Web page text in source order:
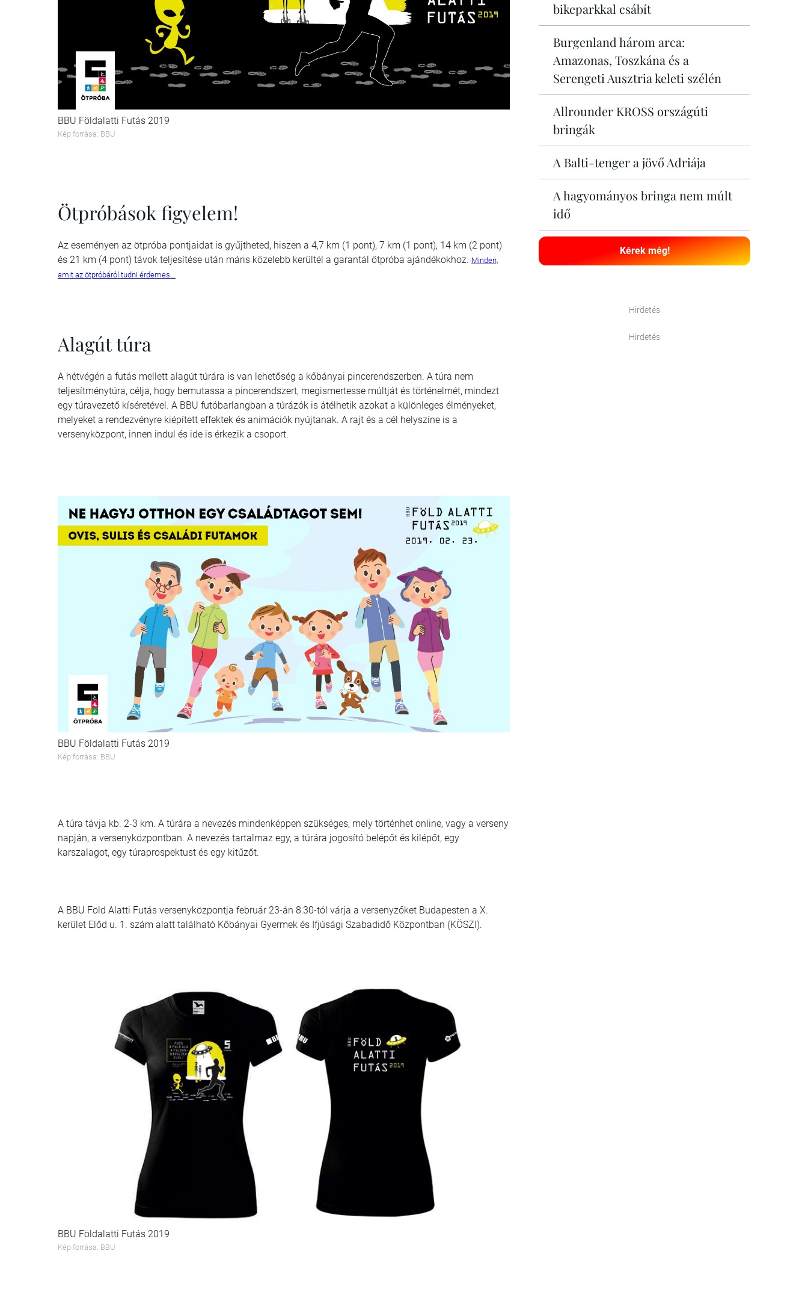
BBU Földalatti Futás 2019
Kép forrása: BBU
Ötpróbások figyelem!
Az eseményen az ötpróba pontjaidat is gyűjtheted, hiszen a 4,7 km (1 pont), 7 km (1 pont), 14 km (2 pont)
és 21 km (4 pont) távok teljesítése után máris közelebb kerültél a garantál ötpróba ajándékokhoz. Minden,
amit az ötpróbáról tudni érdemes...
Alagút túra
A hétvégén a futás mellett alagút túrára is van lehetőség a kőbányai pincerendszerben. A túra nem
teljesítménytúra, célja, hogy bemutassa a pincerendszert, megismertesse múltját és történelmét, mindezt
egy túravezető kíséretével. A BBU futóbarlangban a túrázók is átélhetik azokat a különleges élményeket,
melyeket a rendezvényre kiépített effektek és animációk nyújtanak. A rajt és a cél helyszíne is a
versenyközpont, innen indul és ide is érkezik a csoport.
BBU Földalatti Futás 2019
Kép forrása: BBU
A túra távja kb. 2-3 km. A túrára a nevezés mindenképpen szükséges, mely történhet online, vagy a verseny
napján, a versenyközpontban. A nevezés tartalmaz egy, a túrára jogosító belépőt és kilépőt, egy
karszalagot, egy túraprospektust és egy kitűzőt.
A BBU Föld Alatti Futás versenyközpontja február 23-án 8:30-tól várja a versenyzőket Budapesten a X.
kerület Előd u. 1. szám alatt található Kőbányai Gyermek és Ifjúsági Szabadidő Központban (KÖSZI).
BBU Földalatti Futás 2019
Kép forrása: BBU
bikeparkkal csábít
Burgenland három arca:
Amazonas, Toszkána és a
Serengeti Ausztria keleti szélén
Allrounder KROSS országúti
bringák
A Balti-tenger a jövő Adriája
A hagyományos bringa nem múlt
idő
Kérek még!
Hirdetés
Hirdetés